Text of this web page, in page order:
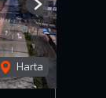
Harta
Next